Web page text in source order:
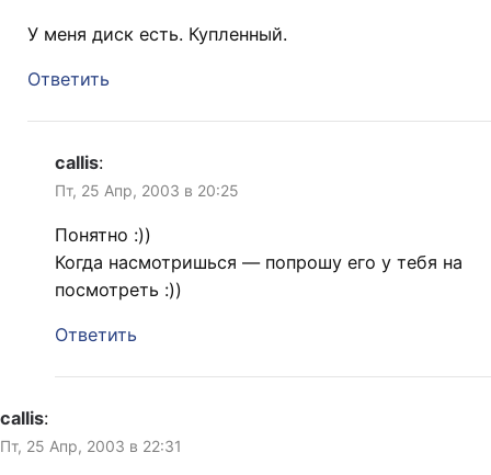
У меня диск есть. Купленный.
Ответить
callis:
Пт, 25 Апр, 2003 в 20:25
Понятно :))
Когда насмотришься — попрошу его у тебя на
посмотреть :))
Ответить
callis:
Пт, 25 Апр, 2003 в 22:31